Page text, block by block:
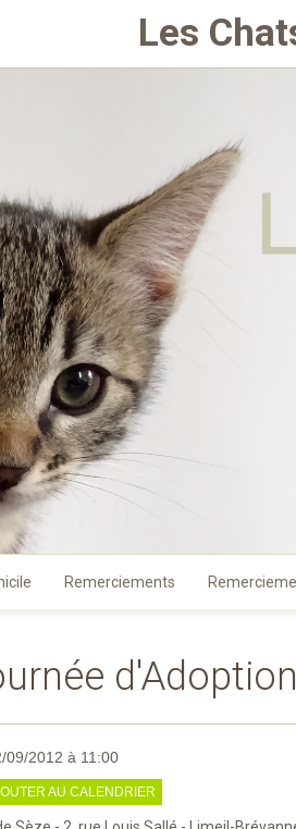
Les
Remerciements
09/2012 à 11:00
AU CALENDRIER